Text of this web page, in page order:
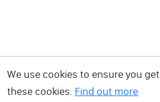
We use cookies to ensure you
these cookies. Find out more